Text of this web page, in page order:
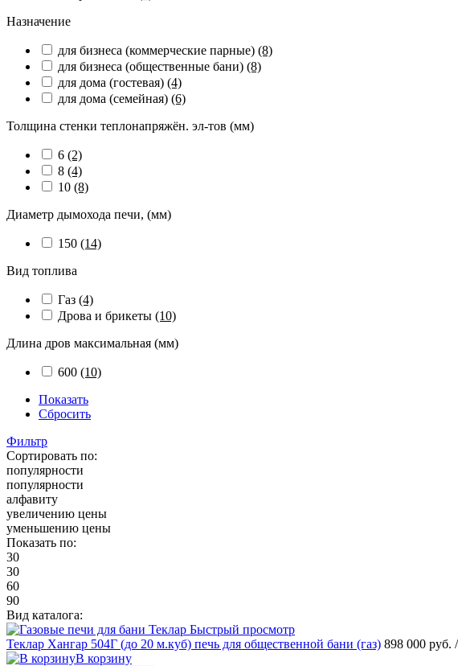
Назначение
для бизнеса (коммерческие парные) (8)
для бизнеса (общественные бани) (8)
для дома (гостевая) (4)
для дома (семейная) (6)
Толщина стенки теплонапряжён. эл-тов (мм)
6 (2)
8 (4)
10 (8)
Диаметр дымохода печи, (мм)
150 (14)
Вид топлива
Газ (4)
Дрова и брикеты (10)
Длина дров максимальная (мм)
600 (10)
Показать
Сбросить
Фильтр
Сортировать по:
популярности
популярности
алфавиту
увеличению цены
уменьшению цены
Показать по:
30
30
60
90
Вид каталога:
Быстрый просмотр
Теклар Хангар 504Г (до 20 м.куб) печь для общественной бани (газ) 898 000 руб.
В корзину